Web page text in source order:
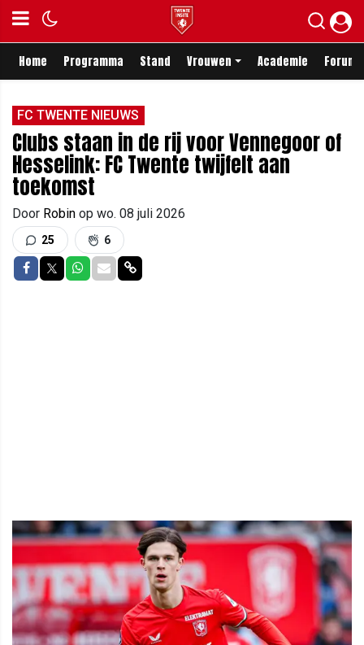
Home Programma Stand Vrouwen Academie Forum
FC TWENTE NIEUWS
Clubs staan in de rij voor Vennegoor of
Hesselink: FC Twente twijfelt aan
toekomst
Door Robin op wo. 08 juli 2026
25 6
Delen op Facebook
Delen op Twitter
Delen op Whatsapp
Delen via Mail
Delen via link